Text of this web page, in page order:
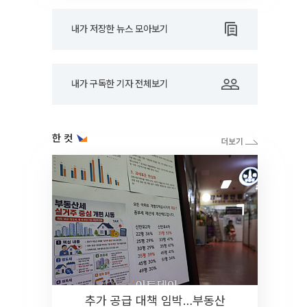
내가 저장한 뉴스 모아보기
내가 구독한 기자 전체보기
한 컷
추가 공급 대책 임박…부동산